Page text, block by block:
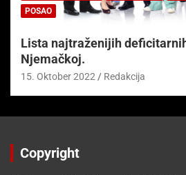
POSAO
Lista najtraženijih
Njemačkoj.
15. Oktober 2022 Redakcija
Copyright